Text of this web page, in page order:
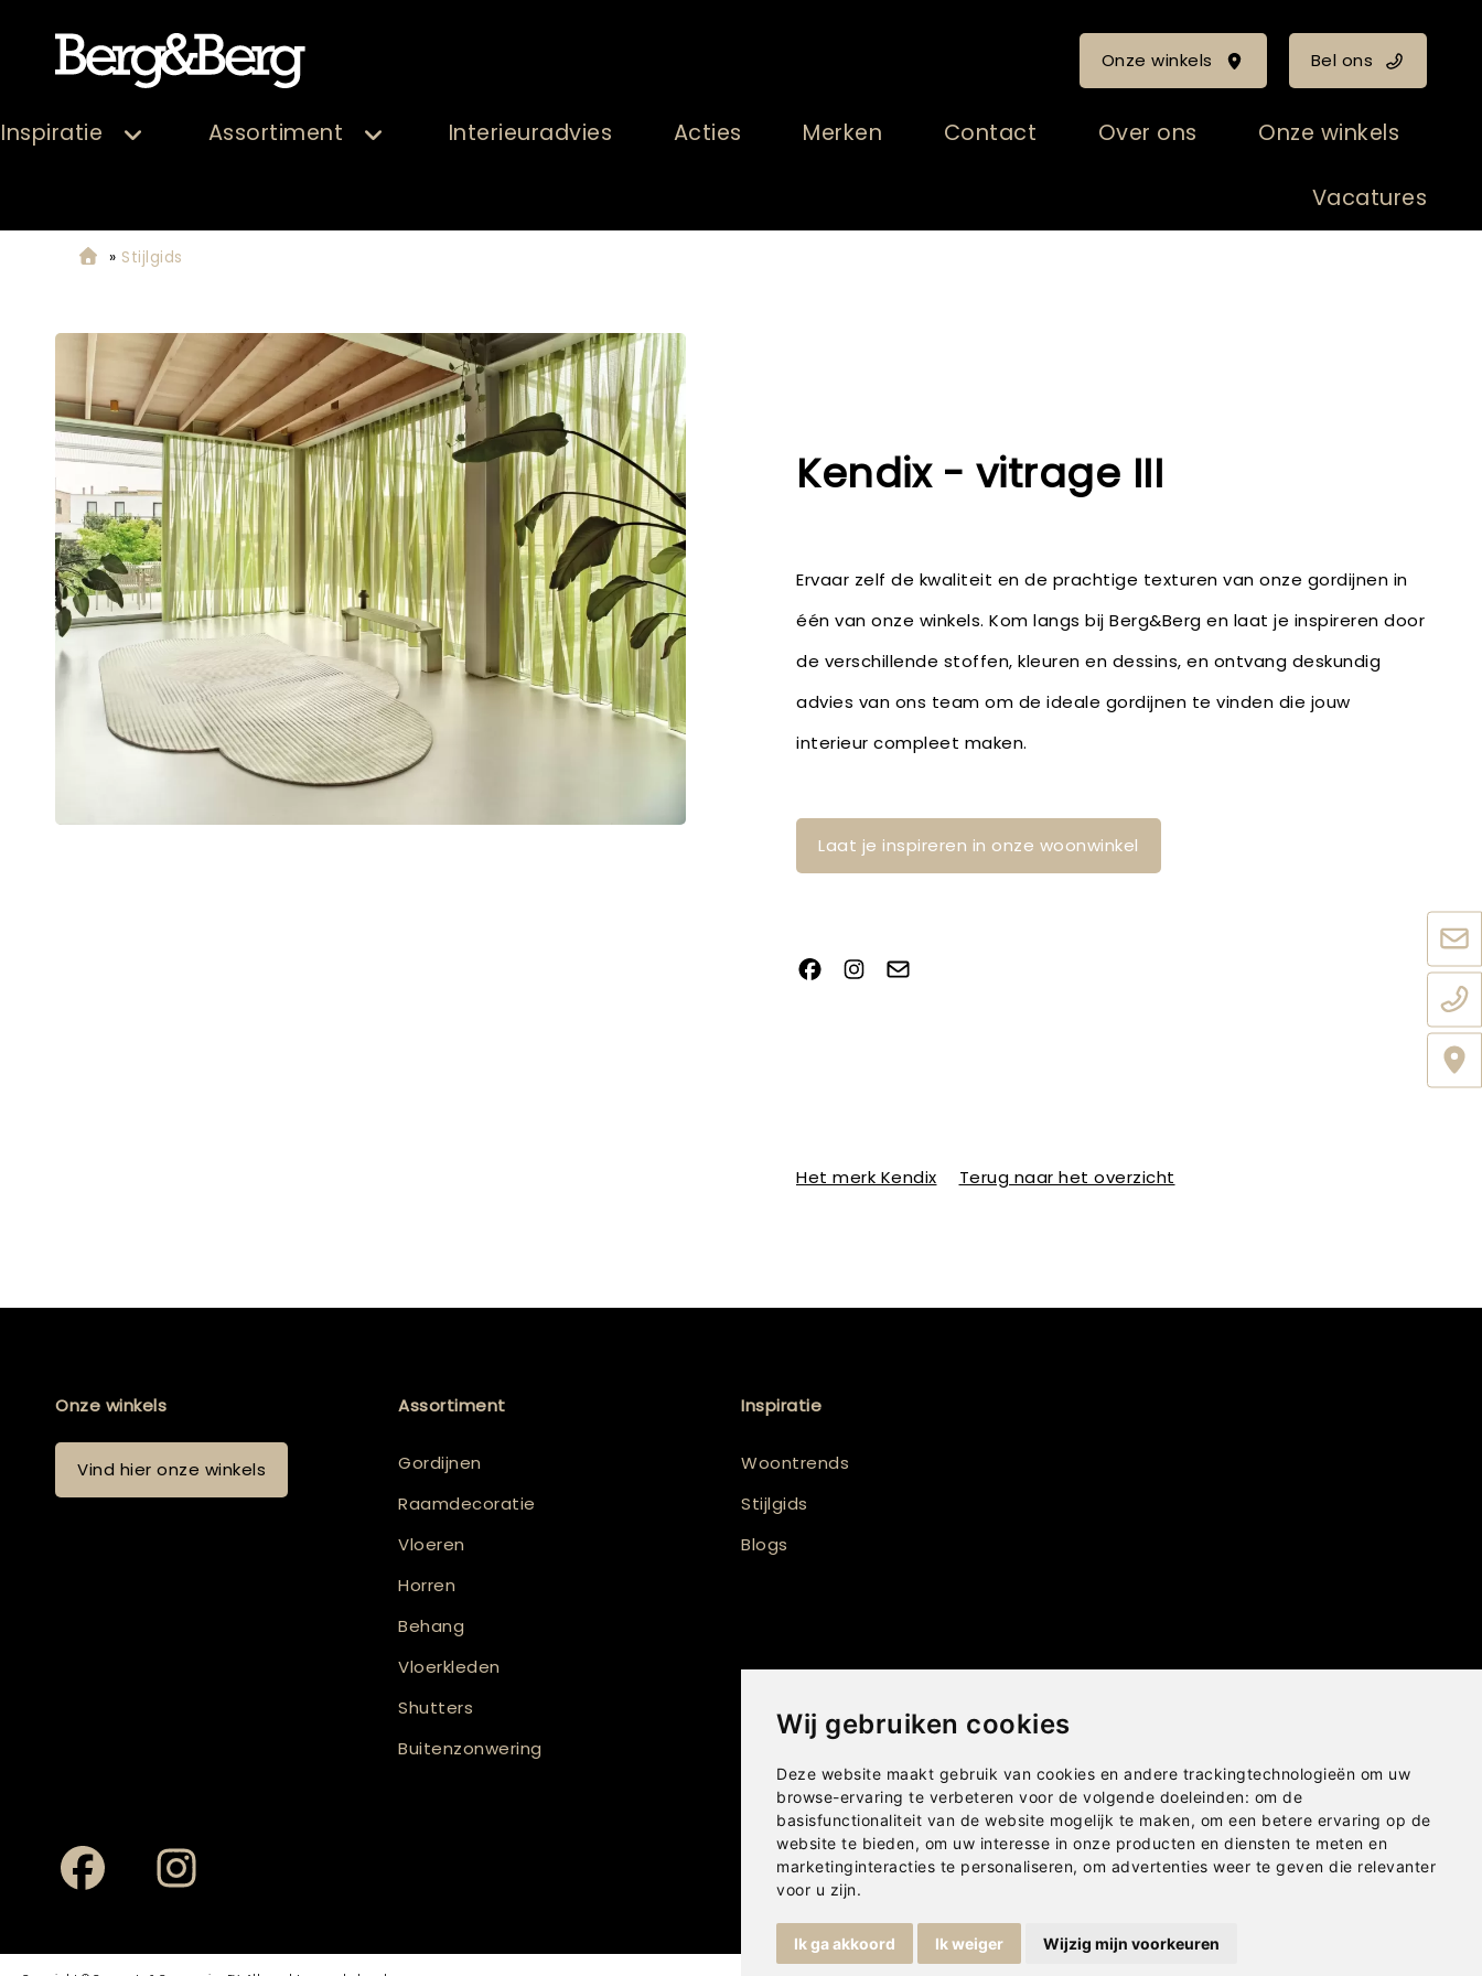
Wij gebruiken cookies
Deze website maakt gebruik van cookies en andere trackingtechnologieën om uw
browse-ervaring te verbeteren voor de volgende doeleinden: om de
basisfunctionaliteit van de website mogelijk te maken, om een betere ervaring op de
website te bieden, om uw interesse in onze producten en diensten te meten en
marketinginteracties te personaliseren, om advertenties weer te geven die relevanter
voor u zijn.
Ik ga akkoord Ik weiger Wijzig mijn voorkeuren
Onze winkels Bel ons
Inspiratie Assortiment Interieuradvies Acties Merken Contact Over ons Onze winkels
Vacatures
» Stijlgids
Kendix - vitrage III
Ervaar zelf de kwaliteit en de prachtige texturen van onze gordijnen in
één van onze winkels. Kom langs bij Berg&Berg en laat je inspireren door
de verschillende stoffen, kleuren en dessins, en ontvang deskundig
advies van ons team om de ideale gordijnen te vinden die jouw
interieur compleet maken.
Laat je inspireren in onze woonwinkel
Het merk Kendix Terug naar het overzicht
Onze winkels
Vind hier onze winkels
Assortiment
Gordijnen
Raamdecoratie
Vloeren
Horren
Behang
Vloerkleden
Shutters
Buitenzonwering
Inspiratie
Woontrends
Stijlgids
Blogs